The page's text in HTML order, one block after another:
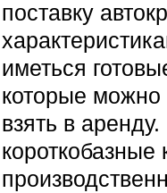
поставку
иметься
которые можно
взять в